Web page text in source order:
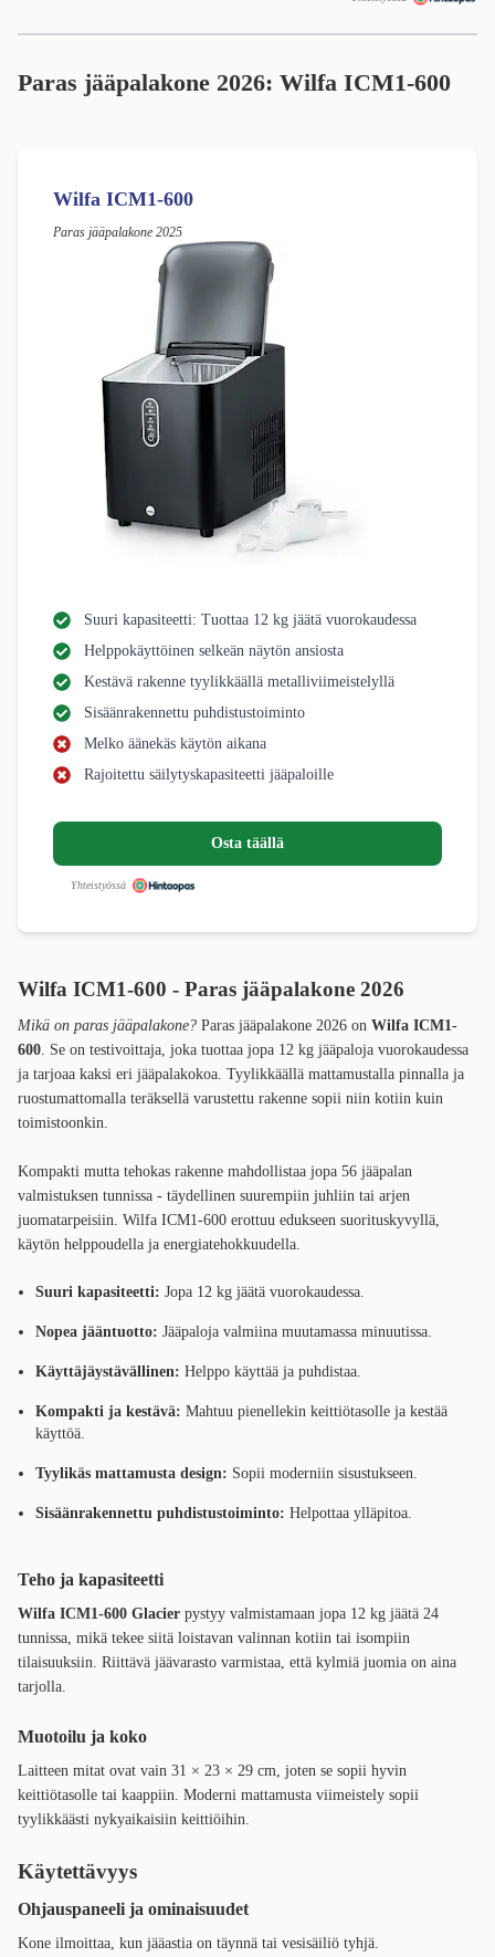
Paras jääpalakone 2026: Wilfa ICM1-600
Wilfa ICM1-600
Paras jääpalakone 2025
Suuri kapasiteetti: Tuottaa 12 kg jäätä vuorokaudessa
Helppokäyttöinen selkeän näytön ansiosta
Kestävä rakenne tyylikkäällä metalliviimeistelyllä
Sisäänrakennettu puhdistustoiminto
Melko äänekäs käytön aikana
Rajoitettu säilytyskapasiteetti jääpaloille
Osta täällä
Yhteistyössä
Wilfa ICM1-600 - Paras jääpalakone 2026
Mikä on paras jääpalakone? Paras jääpalakone 2026 on Wilfa ICM1-
600 . Se on testivoittaja, joka tuottaa jopa 12 kg jääpaloja vuorokaudessa
ja tarjoaa kaksi eri jääpalakokoa. Tyylikkäällä mattamustalla pinnalla ja
ruostumattomalla teräksellä varustettu rakenne sopii niin kotiin kuin
toimistoonkin.
Kompakti mutta tehokas rakenne mahdollistaa jopa 56 jääpalan
valmistuksen tunnissa - täydellinen suurempiin juhliin tai arjen
juomatarpeisiin. Wilfa ICM1-600 erottuu edukseen suorituskyvyllä,
käytön helppoudella ja energiatehokkuudella.
Suuri kapasiteetti: Jopa 12 kg jäätä vuorokaudessa.
Nopea jääntuotto: Jääpaloja valmiina muutamassa minuutissa.
Käyttäjäystävällinen: Helppo käyttää ja puhdistaa.
Kompakti ja kestävä: Mahtuu pienellekin keittiötasolle ja kestää
käyttöä.
Tyylikäs mattamusta design: Sopii moderniin sisustukseen.
Sisäänrakennettu puhdistustoiminto: Helpottaa ylläpitoa.
Teho ja kapasiteetti
Wilfa ICM1-600 Glacier pystyy valmistamaan jopa 12 kg jäätä 24
tunnissa, mikä tekee siitä loistavan valinnan kotiin tai isompiin
tilaisuuksiin. Riittävä jäävarasto varmistaa, että kylmiä juomia on aina
tarjolla.
Muotoilu ja koko
Laitteen mitat ovat vain 31 × 23 × 29 cm, joten se sopii hyvin
keittiötasolle tai kaappiin. Moderni mattamusta viimeistely sopii
tyylikkäästi nykyaikaisiin keittiöihin.
Käytettävyys
Ohjauspaneeli ja ominaisuudet
Kone ilmoittaa, kun jääastia on täynnä tai vesisäiliö tyhjä.